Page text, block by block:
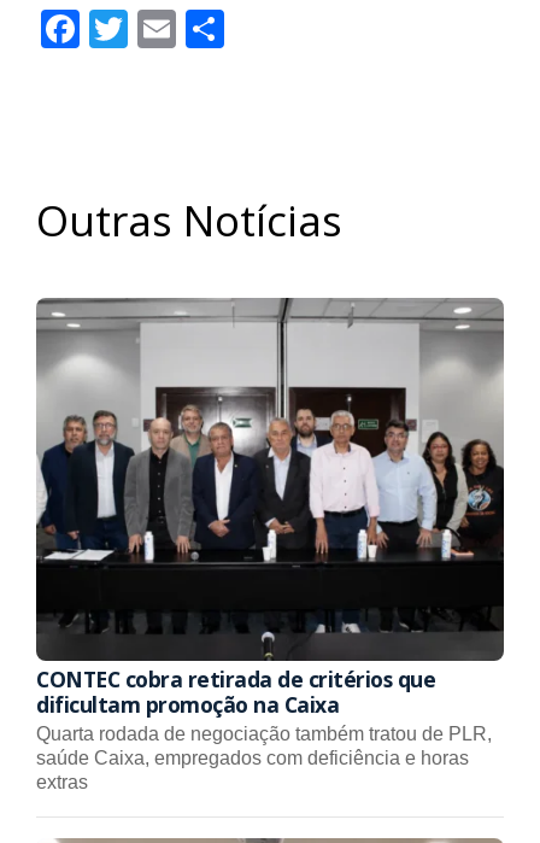
Facebook
Twitter
Email
Outras Notícias
CONTEC cobra retirada de critérios que
dificultam promoção na Caixa
Quarta rodada de negociação também tratou de PLR,
saúde Caixa, empregados com deficiência e horas
extras